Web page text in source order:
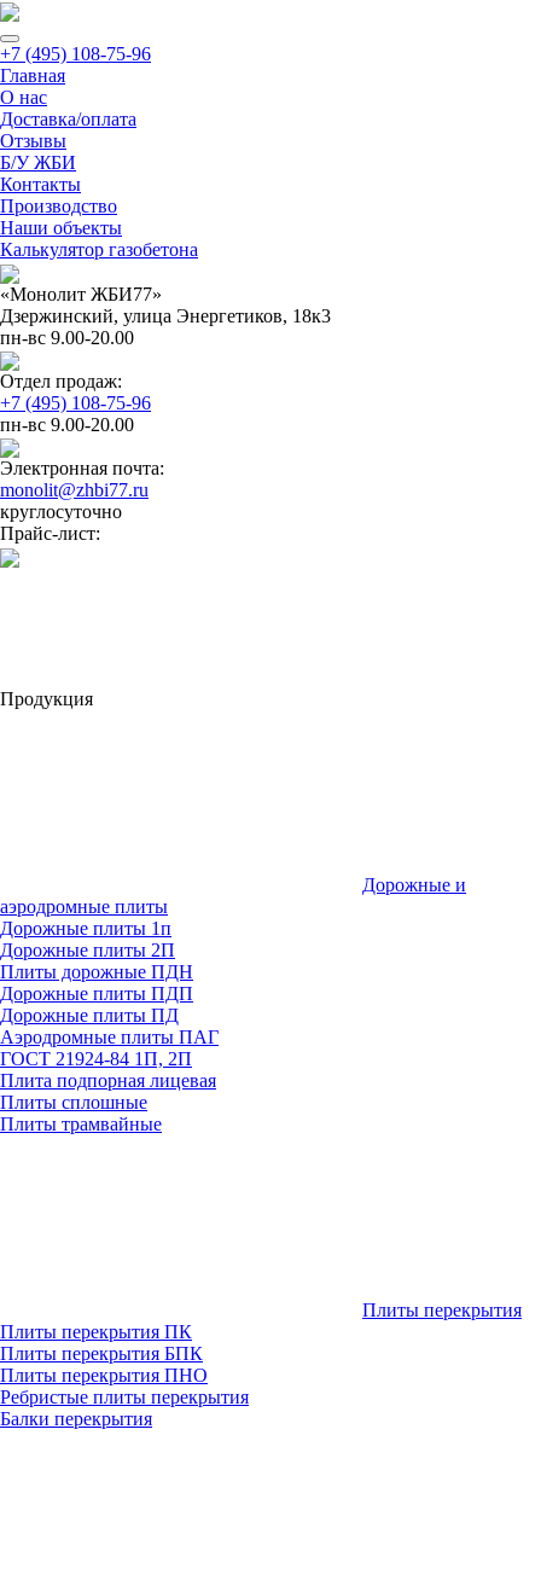
+7 (495) 108-75-96
Главная
О нас
Доставка/оплата
Отзывы
Б/У ЖБИ
Контакты
Производство
Наши объекты
Калькулятор газобетона
«Монолит ЖБИ77»
Дзержинский, улица Энергетиков, 18к3
пн-вс 9.00-20.00
Отдел продаж:
+7 (495) 108-75-96
пн-вс 9.00-20.00
Электронная почта:
monolit@zhbi77.ru
круглосуточно
Прайс-лист:
Продукция
Дорожные и
аэродромные плиты
Дорожные плиты 1п
Дорожные плиты 2П
Плиты дорожные ПДН
Дорожные плиты ПДП
Дорожные плиты ПД
Аэродромные плиты ПАГ
ГОСТ 21924-84 1П, 2П
Плита подпорная лицевая
Плиты сплошные
Плиты трамвайные
Плиты перекрытия
Плиты перекрытия ПК
Плиты перекрытия БПК
Плиты перекрытия ПНО
Ребристые плиты перекрытия
Балки перекрытия